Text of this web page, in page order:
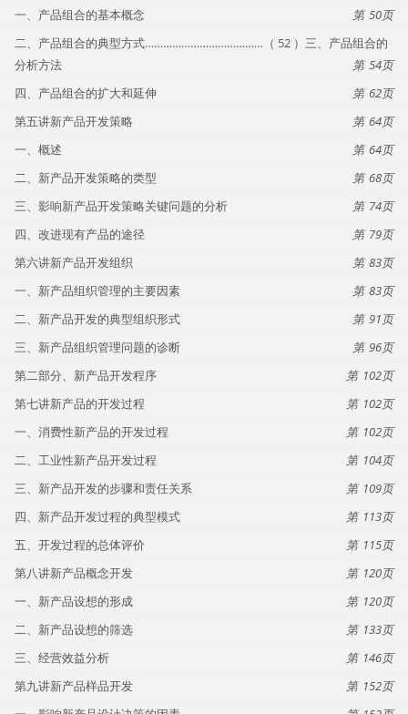
一、产品组合的基本概念
50
二、产品组合的典型方式…………………………………（ 52 ）三、产品组合的
分析方法
54
四、产品组合的扩大和延伸
62
第五讲新产品开发策略
64
一、概述
64
二、新产品开发策略的类型
68
三、影响新产品开发策略关键问题的分析
74
四、改进现有产品的途径
79
第六讲新产品开发组织
83
一、新产品组织管理的主要因素
83
二、新产品开发的典型组织形式
91
三、新产品组织管理问题的诊断
96
第二部分、新产品开发程序
102
第七讲新产品的开发过程
102
一、消费性新产品的开发过程
102
二、工业性新产品开发过程
104
三、新产品开发的步骤和责任关系
109
四、新产品开发过程的典型模式
113
五、开发过程的总体评价
115
第八讲新产品概念开发
120
一、新产品设想的形成
120
二、新产品设想的筛选
133
三、经营效益分析
146
第九讲新产品样品开发
152